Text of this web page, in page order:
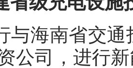
与海南省交
公司，进行